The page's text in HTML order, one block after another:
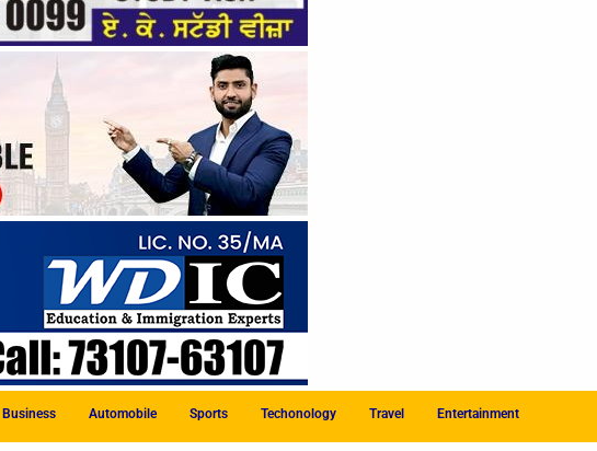
Business Automobile Sports Techonology Travel Entertainment